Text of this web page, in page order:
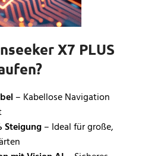
X7 PLUS
– Kabellose Navigation
Steigung– Ideal für große,